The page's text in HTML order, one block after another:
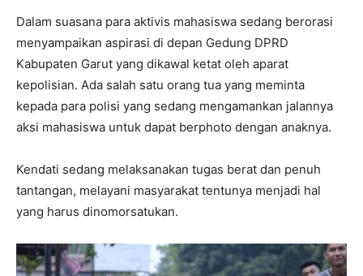
Dalam suasana para aktivis mahasiswa sedang berorasi
menyampaikan aspirasi di depan Gedung DPRD
Kabupaten Garut yang dikawal ketat oleh aparat
kepolisian. Ada salah satu orang tua yang meminta
kepada para polisi yang sedang mengamankan jalannya
aksi mahasiswa untuk dapat berphoto dengan anaknya.
Kendati sedang melaksanakan tugas berat dan penuh
tantangan, melayani masyarakat tentunya menjadi hal
yang harus dinomorsatukan.